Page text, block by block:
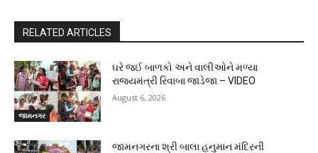
RELATED ARTICLES
જામનગર
ઘરે જઈ બાળકો અને વાલીઓને મળ્યા
રાજ્યમંત્રી રિવાબા જાડેજા – VIDEO
August 6, 2026
જામનગરના શ્રી બાલા હનુમાન મંદિરની